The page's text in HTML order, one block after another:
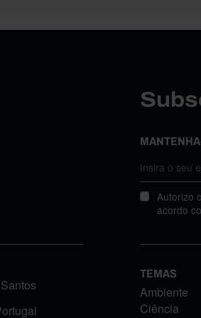
Autorizo
acordo
TEMAS
Ambiente
Ciência